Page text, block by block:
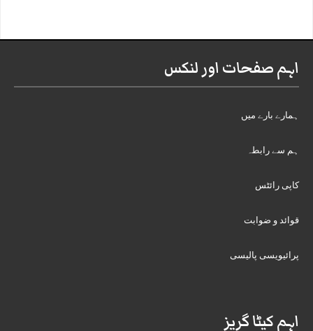
اہم صفحات اور لنکس
ہمارے بارے میں
ہم سے رابطہ
کاپی رائٹس
قوائد و ضوابت
پرائیویسی پالیسی
اہم کیٹا گریز